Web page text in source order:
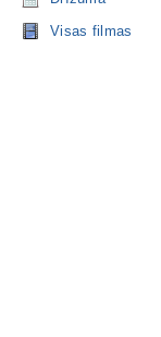
Visas filmas